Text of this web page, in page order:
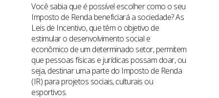
Você sabia que é possível escolher como o seu
Imposto de Renda beneficiará a sociedade? As
Leis de Incentivo, que têm o objetivo de
estimular o desenvolvimento social e
econômico de um determinado setor, permitem
que pessoas físicas e jurídicas possam doar, ou
seja, destinar uma parte do Imposto de Renda
(IR) para projetos sociais, culturais ou
esportivos.